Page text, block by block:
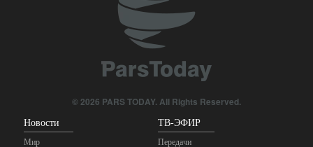
© 2026 PARS TODAY. All Rights Reserved.
Новости
Мир
ТВ-ЭФИР
Передачи